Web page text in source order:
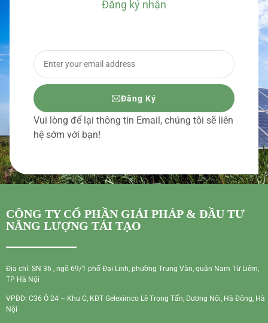
Đăng ký nhận
Đăng Ký
Vui lòng để lại thông tin Email, chúng tôi sẽ liên
hệ sớm với bạn!
CÔNG TY CỔ PHẦN GIẢI PHÁP & ĐẦU TƯ
NĂNG LƯỢNG TÁI TẠO
Địa chỉ: SN 36 , ngõ 69/1 phố Đại Linh, phường Trung Văn, quận Nam Từ Liêm,
TP Hà Nội
VPĐD: C36 Ô 24 – Khu C, KĐT Geleximco Lê Trọng Tấn, Dương Nội, Hà Đông, Hà
Nội